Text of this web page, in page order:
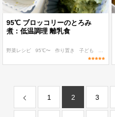
95℃ ブロッコリーのとろみ
煮：低温調理 離乳食
野菜レシピ 95℃〜 作り置き 子ども
1 2 3